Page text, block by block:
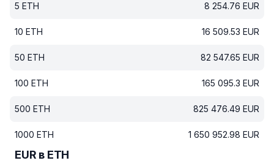
5 ETH 8 254.76 EUR
10 ETH 16 509.53 EUR
50 ETH 82 547.65 EUR
100 ETH 165 095.3 EUR
500 ETH 825 476.49 EUR
1000 ETH 1 650 952.98 EUR
EUR в ETH